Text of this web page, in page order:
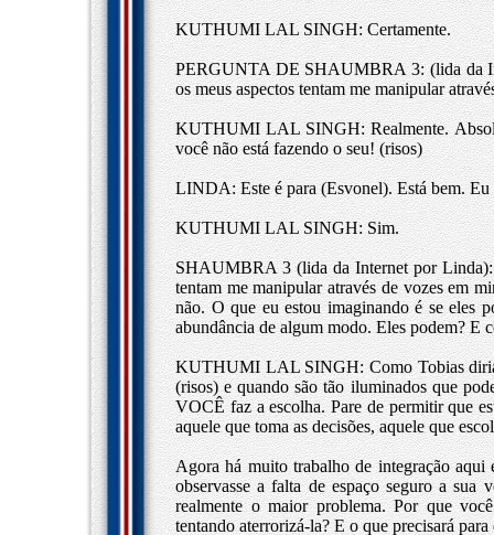
KUTHUMI LAL SINGH: Certamente.
PERGUNTA DE SHAUMBRA 3: (lida da
os meus aspectos tentam me manipular
KUTHUMI LAL SINGH: Realmente.
você não está fazendo o seu! (risos)
LINDA: Este é para (Esvonel). Está bem. Eu
KUTHUMI LAL SINGH: Sim.
SHAUMBRA 3 (lida da Internet por Linda):
tentam me manipular através de vozes em
não. O que eu estou imaginando é se eles
abundância de algum modo. Eles podem? E
KUTHUMI LAL SINGH: Como Tobias diria,
(risos) e quando são tão iluminados que
VOCÊ faz a escolha. Pare de permitir que
aquele que toma as decisões, aquele que
Agora há muito trabalho de integração aqui
observasse a falta de espaço seguro a
realmente o maior problema. Por que
tentando aterrorizá-la? E o que precisará